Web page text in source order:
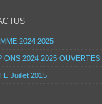
2024 2025
2024 2025 OUVERTES
Juillet 2015